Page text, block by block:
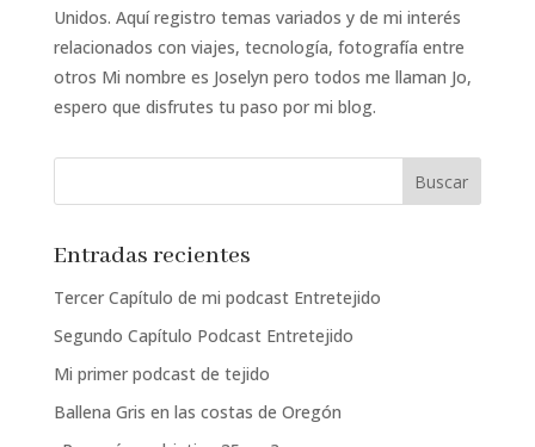
Unidos. Aquí registro temas variados y de mi interés
relacionados con viajes, tecnología, fotografía entre
otros Mi nombre es Joselyn pero todos me llaman Jo,
espero que disfrutes tu paso por mi blog.
Entradas recientes
Tercer Capítulo de mi podcast Entretejido
Segundo Capítulo Podcast Entretejido
Mi primer podcast de tejido
Ballena Gris en las costas de Oregón